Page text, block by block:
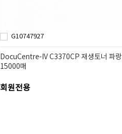
G10747927
DocuCentre-IV C3370CP 재생토너 파랑
15000매
회원전용